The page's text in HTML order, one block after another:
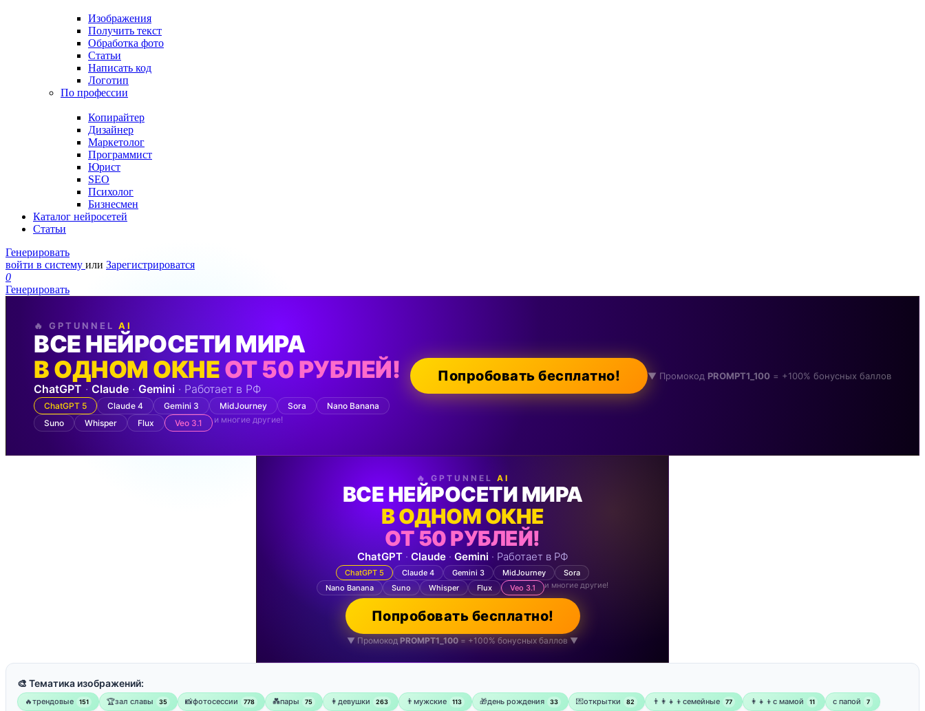
Изображения
Получить текст
Обработка фото
Статьи
Написать код
Логотип
По профессии
Копирайтер
Дизайнер
Маркетолог
Программист
Юрист
SEO
Психолог
Бизнесмен
Каталог нейросетей
Статьи
Генерировать
войти в систему или Зарегистрироватся
0
Генерировать
🔥 GPTUNNEL AI
ВСЕ НЕЙРОСЕТИ МИРА
В ОДНОМ ОКНЕОТ 50 РУБЛЕЙ!
ChatGPT · Claude · Gemini · Работает в РФ
ChatGPT 5 Claude 4 Gemini 3 MidJourney Sora
Nano Banana
Suno
Whisper Flux Veo 3.1 и многие другие!
Попробовать бесплатно! ▼ Промокод PROMPT1_100 = +100% бонусных баллов
🔥 GPTUNNEL AI
ВСЕ НЕЙРОСЕТИ МИРА
В ОДНОМ ОКНЕ
ОТ 50 РУБЛЕЙ!
ChatGPT· Claude· Gemini · Работает в РФ
ChatGPT 5 Claude 4 Gemini 3 MidJourney
Sora
Nano Banana
Suno Whisper Flux Veo 3.1 и многие другие!
Попробовать бесплатно!
▼ Промокод PROMPT1_100 = +100% бонусных баллов ▼
🎨 Тематика изображений:
🔥трендовые 151 🏆зал славы 35 📸фотосессии 778 💑пары 75 👩девушки 263 👨мужские 113 🎁день рождения 33 💌открытки 82 👨‍👩‍👧‍👦семейные 77 👩‍👧‍👦с мамой 11 ‍с папой 7